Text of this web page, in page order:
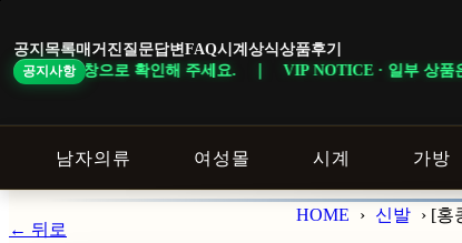
공지목록매거진 질문답변 FAQ시계상식상품후기
공지사항
세요. ｜ VIP NOTICE · 일부 상품은 회원 등급 및 이벤트
남자의류 여성몰 시계 가방
바
로
기
← 뒤로
HOME › 신발 › [홍